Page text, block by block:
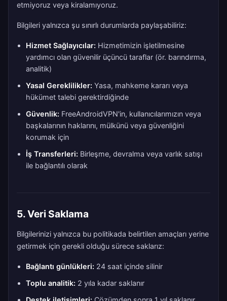
etmiyoruz veya kiralamıyoruz.
Bilgileri yalnızca şu sınırlı durumlarda paylaşabiliriz:
Hizmet Sağlayıcılar: Hizmetimizin işletilmesine
yardımcı olan güvenilir üçüncü taraflar (ör. barındırma,
analitik)
Yasal Gereklilikler: Yasa, mahkeme kararı veya
hükümet talebi gerektirdiğinde
Güvenlik: FreeAndroidVPN'in, kullanıcılarımızın veya
başkalarının haklarını, mülkünü veya güvenliğini
korumak için
İş Transferleri: Birleşme, devralma veya varlık satışı
ile bağlantılı olarak
5. Veri Saklama
Bilgilerinizi yalnızca bu politikada belirtilen amaçları yerine
getirmek için gerekli olduğu sürece saklarız:
Bağlantı günlükleri: 24 saat içinde silinir
Toplu analitik: 2 yıla kadar saklanır